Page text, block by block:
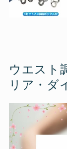
ウエスト
リア・ダ